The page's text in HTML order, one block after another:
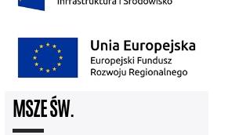
MSZE ŚW.